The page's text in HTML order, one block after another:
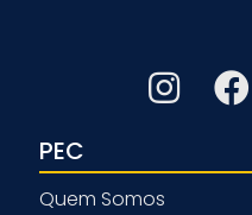
PEC
Quem Somos